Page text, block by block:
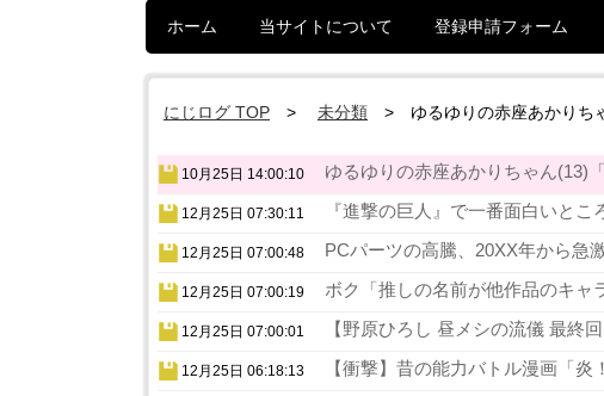
ホーム 当サイトについて 登録申請フォーム
にじログ TOP 未分類 ゆるゆりの赤座あかり
10月25日 14:00:10 ゆるゆりの赤座あかりちゃん(13)
12月25日 07:30:11 『進撃の巨人』で一番面白いとこ
12月25日 07:00:48 PCパーツの高騰、20XX年から急
12月25日 07:00:19 ボク「推しの名前が他作品のキ
12月25日 07:00:01 【野原ひろし 昼メシの流儀 最終
12月25日 06:18:13 【衝撃】昔の能力バトル漫画「